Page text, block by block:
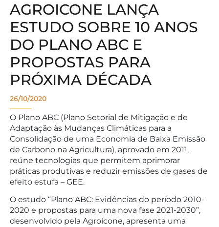
AGROICONE LANÇA
ESTUDO SOBRE 10 ANOS
DO PLANO ABC E
PROPOSTAS PARA
PRÓXIMA DÉCADA
26/10/2020
O Plano ABC (Plano Setorial de Mitigação e de
Adaptação às Mudanças Climáticas para a
Consolidação de uma Economia de Baixa Emissão
de Carbono na Agricultura), aprovado em 2011,
reúne tecnologias que permitem aprimorar
práticas produtivas e reduzir emissões de gases de
efeito estufa – GEE.
O estudo “Plano ABC: Evidências do período 2010-
2020 e propostas para uma nova fase 2021-2030”,
desenvolvido pela Agroicone, apresenta uma